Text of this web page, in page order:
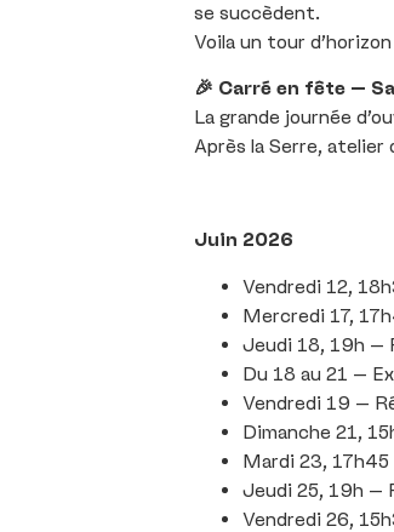
se succèdent.
Voila un tour
🎉 Carré en fête –
La grande journée
Après la Serre, atelier
Juin 2026
Vendredi 12,
Mercredi 17,
Jeudi 18, 19h –
Du 18 au 21 –
Vendredi 19 –
Dimanche 21,
Mardi 23,
Jeudi 25, 19h –
Vendredi 26,